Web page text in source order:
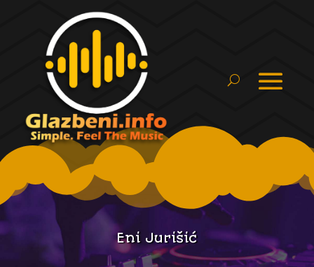
Eni Jurišić